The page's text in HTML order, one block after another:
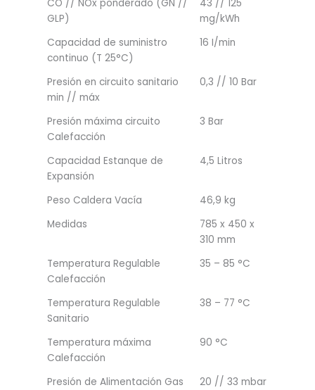
CO // NOx ponderado (GN //
GLP)
43 // 125
mg/kWh
Capacidad de suministro
continuo (T 25°C)
16 I/min
Presión en circuito sanitario
min // máx
0,3 // 10 Bar
Presión máxima circuito
Calefacción
3 Bar
Capacidad Estanque de
Expansión
4,5 Litros
Peso Caldera Vacía
46,9 kg
Medidas
785 x 450 x
310 mm
Temperatura Regulable
Calefacción
35 – 85 °C
Temperatura Regulable
Sanitario
38 – 77 °C
Temperatura máxima
Calefacción
90 °C
Presión de Alimentación Gas
20 // 33 mbar